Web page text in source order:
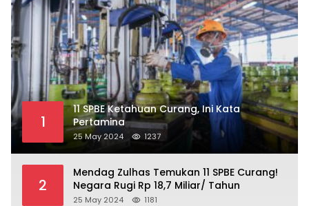
1
11 SPBE Ketahuan Curang, Ini Kata
Pertamina
25 May 2024 1237
2
Mendag Zulhas Temukan 11 SPBE Curang!
Negara Rugi Rp 18,7 Miliar/ Tahun
25 May 2024 1181